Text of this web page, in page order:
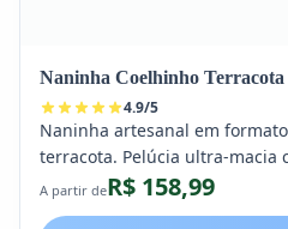
Naninha Coelhinho Terracota
4.9/5
Naninha artesanal em
terracota. Pelúcia ultra-macia
minimalista, perfeita para
A partir deR$ 158,99